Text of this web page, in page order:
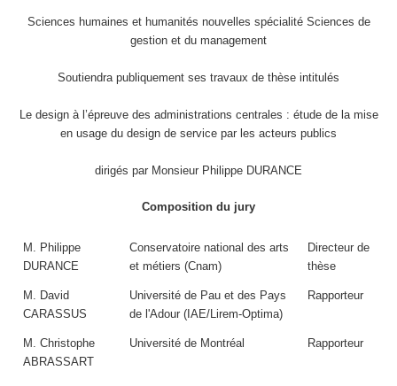
Sciences humaines et humanités nouvelles spécialité Sciences de
gestion et du management
Soutiendra publiquement ses travaux de thèse intitulés
Le design à l’épreuve des administrations centrales : étude de la mise
en usage du design de service par les acteurs publics
dirigés par Monsieur Philippe DURANCE
Composition du jury
M. Philippe
DURANCE
Conservatoire national des arts
et métiers (Cnam)
Directeur de
thèse
M. David
CARASSUS
Université de Pau et des Pays
de l'Adour (IAE/Lirem-Optima)
Rapporteur
M. Christophe
ABRASSART
Université de Montréal Rapporteur